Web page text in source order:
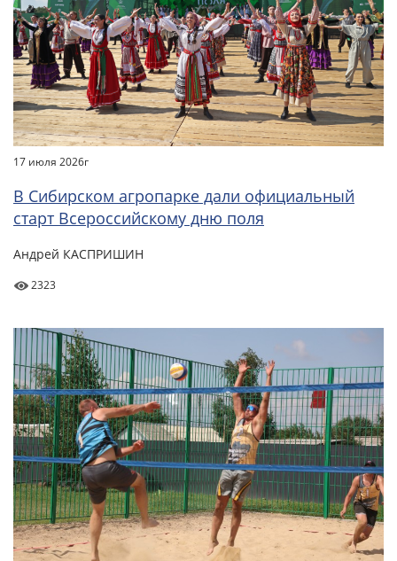
17 июля 2026г
В Сибирском агропарке дали официальный
старт Всероссийскому дню поля
Андрей КАСПРИШИН
2323